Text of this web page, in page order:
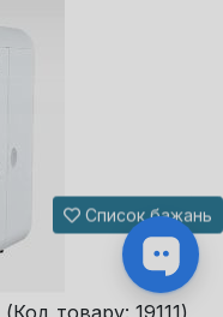
(Код товару: 19111)
Список бажань